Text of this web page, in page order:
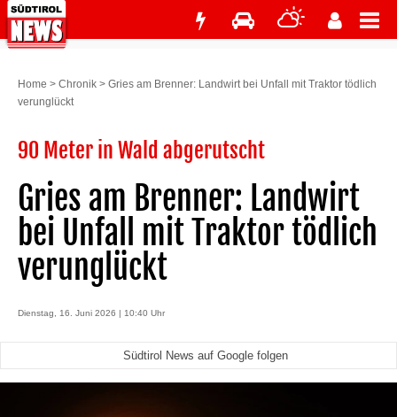
Home > Chronik > Gries am Brenner: Landwirt bei Unfall mit Traktor tödlich
verunglückt
90 Meter in Wald abgerutscht
Gries am Brenner: Landwirt
bei Unfall mit Traktor tödlich
verunglückt
Dienstag, 16. Juni 2026 | 10:40 Uhr
Südtirol News auf Google folgen